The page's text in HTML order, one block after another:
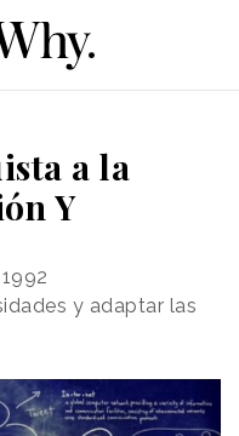
a la
Y
y adaptar las